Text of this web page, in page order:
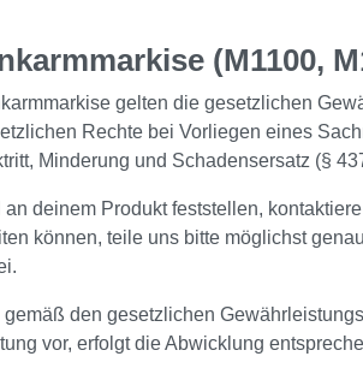
(M1100,
gelten die gesetzlichen
Rechte bei Vorliegen eines
Minderung und Schadensersatz (§
deinem Produkt feststellen,
können, teile uns bitte möglichst
den gesetzlichen
vor, erfolgt die Abwicklung